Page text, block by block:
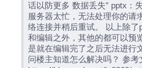
话以防更多 数据丢失” pptx：失去网络连接或
服务器太忙，无法处理你的请
络连接并稍后重试。 以上除了
和编辑之外，其他的都可以预
是就在编辑完了之后无法进行文件
问楼主知道怎么解决吗？ 参考